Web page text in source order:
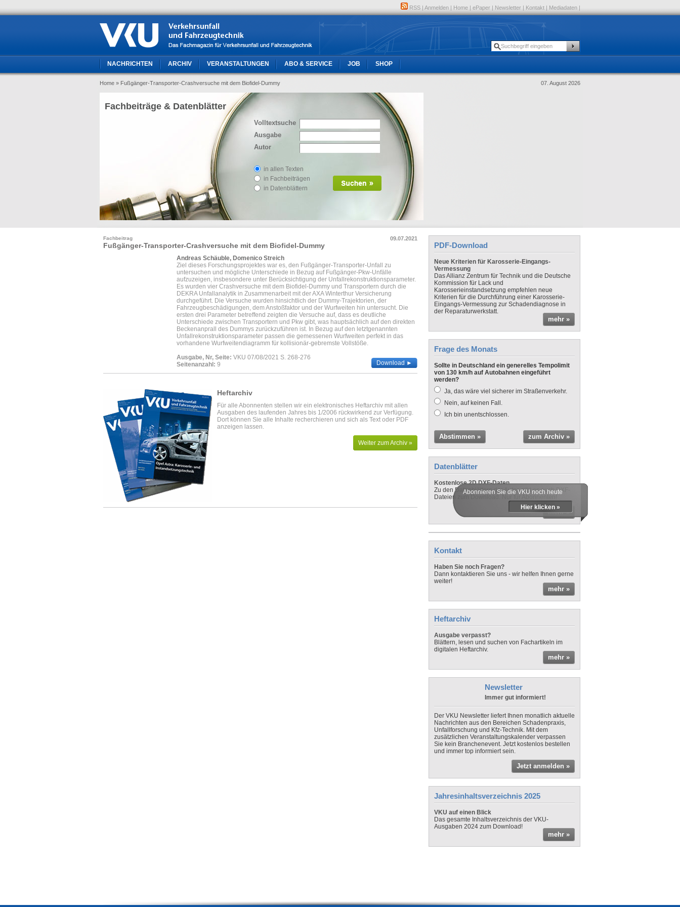
RSS | Anmelden | Home | ePaper | Newsletter | Kontakt | Mediadaten |
NACHRICHTEN ARCHIV VERANSTALTUNGEN ABO & SERVICE JOB SHOP
Home » Fußgänger-Transporter-Crashversuche mit dem Biofidel-Dummy 07. August 2026
Volltextsuche
Ausgabe
Autor
in allen Texten
in Fachbeiträgen
in Datenblättern
Fachbeiträge & Datenblätter
09.07.2021
Fachbeitrag
Fußgänger-Transporter-Crashversuche mit dem Biofidel-Dummy
Andreas Schäuble, Domenico Streich
Ziel dieses Forschungsprojektes war es, den Fußgänger-Transporter-Unfall zu
untersuchen und mögliche Unterschiede in Bezug auf Fußgänger-Pkw-Unfälle
aufzuzeigen, insbesondere unter Berücksichtigung der Unfallrekonstruktionsparameter.
Es wurden vier Crashversuche mit dem Biofidel-Dummy und Transportern durch die
DEKRA Unfallanalytik in Zusammenarbeit mit der AXA Winterthur Versicherung
durchgeführt. Die Versuche wurden hinsichtlich der Dummy-Trajektorien, der
Fahrzeugbeschädigungen, dem Anstoßfaktor und der Wurfweiten hin untersucht. Die
ersten drei Parameter betreffend zeigten die Versuche auf, dass es deutliche
Unterschiede zwischen Transportern und Pkw gibt, was hauptsächlich auf den direkten
Beckenanprall des Dummys zurückzuführen ist. In Bezug auf den letztgenannten
Unfallrekonstruktionsparameter passen die gemessenen Wurfweiten perfekt in das
vorhandene Wurfweitendiagramm für kollisionär-gebremste Vollstöße.
Ausgabe, Nr, Seite: VKU 07/08/2021 S. 268-276
Seitenanzahl: 9 Download ►
Heftarchiv
Für alle Abonnenten stellen wir ein elektronisches Heftarchiv mit allen
Ausgaben des laufenden Jahres bis 1/2006 rückwirkend zur Verfügung.
Dort können Sie alle Inhalte recherchieren und sich als Text oder PDF
anzeigen lassen.
Weiter zum Archiv »
PDF-Download
Neue Kriterien für Karosserie-Eingangs-
Vermessung
Das Allianz Zentrum für Technik und die Deutsche
Kommission für Lack und
Karosserieinstandsetzung empfehlen neue
Kriterien für die Durchführung einer Karosserie-
Eingangs-Vermessung zur Schadendiagnose in
der Reparaturwerkstatt.
mehr »
Frage des Monats
Sollte in Deutschland ein generelles Tempolimit
von 130 km/h auf Autobahnen eingeführt
werden?
Ja, das wäre viel sicherer im Straßenverkehr.
Nein, auf keinen Fall.
Ich bin unentschlossen.
Abstimmen » zum Archiv »
Datenblätter
Kostenlose 2D DXF-Daten
Zu den Datenblättern der Autos gibt es auch DXF-
Dateien zum Download. Nur für Abonnenten!
mehr »
Abonnieren Sie die VKU noch heute
Hier klicken »
Kontakt
Haben Sie noch Fragen?
Dann kontaktieren Sie uns - wir helfen Ihnen gerne
weiter!
mehr »
Heftarchiv
Ausgabe verpasst?
Blättern, lesen und suchen von Fachartikeln im
digitalen Heftarchiv.
mehr »
Newsletter
Immer gut informiert!
Der VKU Newsletter liefert Ihnen monatlich aktuelle
Nachrichten aus den Bereichen Schadenpraxis,
Unfallforschung und Kfz-Technik. Mit dem
zusätzlichen Veranstaltungskalender verpassen
Sie kein Branchenevent. Jetzt kostenlos bestellen
und immer top informiert sein.
Jetzt anmelden »
Jahresinhaltsverzeichnis 2025
VKU auf einen Blick
Das gesamte Inhaltsverzeichnis der VKU-
Ausgaben 2024 zum Download!
mehr »